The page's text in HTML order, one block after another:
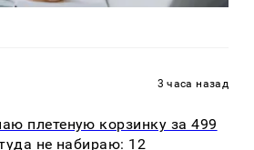
3 часа назад
плетеную корзинку за 499
не набираю: 12